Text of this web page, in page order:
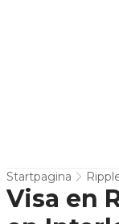
Startpagina
Visa en